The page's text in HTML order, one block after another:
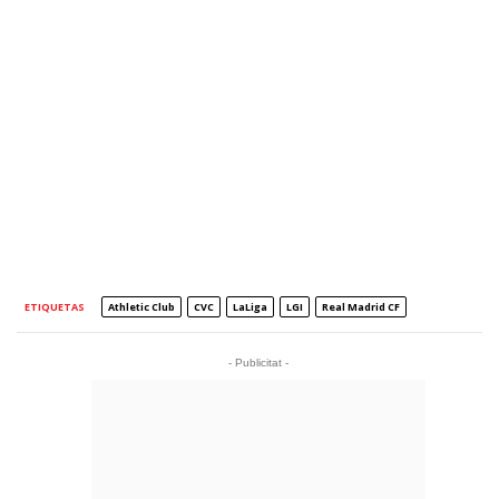
ETIQUETAS Athletic Club CVC LaLiga LGI Real Madrid CF
- Publicitat -